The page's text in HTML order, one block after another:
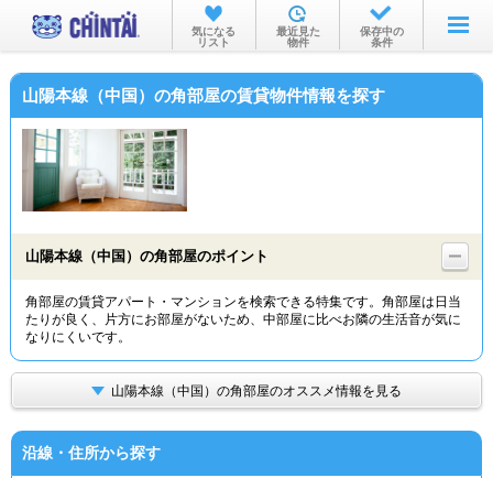
お部屋を探す
沿線・駅から
物件特集から
TOP
気になる
リスト
最近見た
物件
保存中の
条件
山陽本線（中国）の角部屋の賃貸物件情報を探す
山陽本線（中国）の角部屋のポイント
角部屋の賃貸アパート・マンションを検索できる特集です。角部屋は日当
たりが良く、片方にお部屋がないため、中部屋に比べお隣の生活音が気に
なりにくいです。
山陽本線（中国）の角部屋のオススメ情報を見る
沿線・住所から探す